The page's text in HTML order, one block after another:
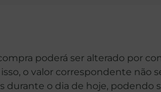
poderá ser alterado por
o valor correspondente não
durante o dia de hoje,